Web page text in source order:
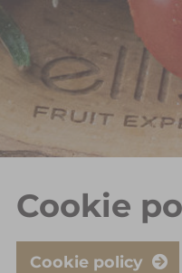
Cookie
Cookie policy